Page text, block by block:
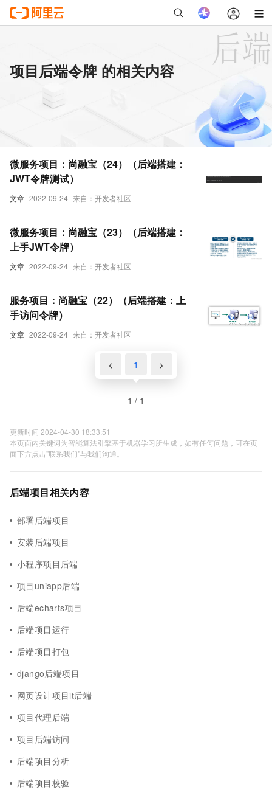
项目后端令牌 的相关内容
文章 2022-09-24 来自：开发者社区
微服务项目：尚融宝（24）（后端搭建：
JWT令牌测试）
文章 2022-09-24 来自：开发者社区
微服务项目：尚融宝（23）（后端搭建：
上手JWT令牌）
文章 2022-09-24 来自：开发者社区
服务项目：尚融宝（22）（后端搭建：上
手访问令牌）
< 1 >
1 / 1
更新时间 2024-04-30 18:33:51
本页面内关键词为智能算法引擎基于机器学习所生成，如有任何问题，可在页
面下方点击"联系我们"与我们沟通。
后端项目相关内容
部署后端项目
安装后端项目
小程序项目后端
项目uniapp后端
后端echarts项目
后端项目运行
后端项目打包
django后端项目
网页设计项目it后端
项目代理后端
项目后端访问
后端项目分析
后端项目校验